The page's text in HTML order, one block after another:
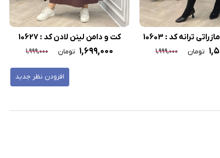
ترانه کد : 10603
تومان ۱,۹۹۹,۰۰۰
کت و دامن لینن لادن کد : 10627
۱,۶۹۹,۰۰۰ تومان ۱,۹۹۹,۰۰۰
افزودن نظر جدید